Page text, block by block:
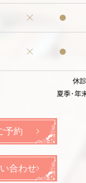
休
夏季･年
予約
合わせ